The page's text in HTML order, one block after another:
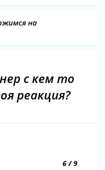
на
с кем то
реакция?
6 / 9